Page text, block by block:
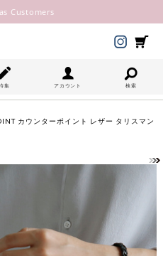
Customers
集 アカウント 検索
カウンターポイント レザー タリスマン